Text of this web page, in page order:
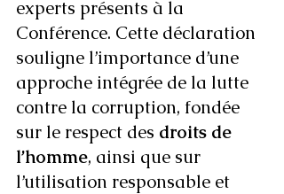
experts présents à la
Conférence. Cette déclaration
souligne l’importance d’une
approche intégrée de la lutte
contre la corruption, fondée
sur le respect des droits de
l’homme, ainsi que sur
l’utilisation responsable et